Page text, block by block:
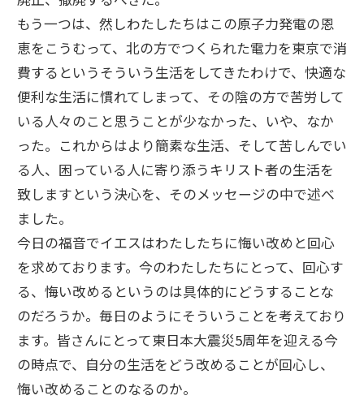
もう一つは、然しわたしたちはこの原子力発電の恩
恵をこうむって、北の方でつくられた電力を東京で消
費するというそういう生活をしてきたわけで、快適な
便利な生活に慣れてしまって、その陰の方で苦労して
いる人々のこと思うことが少なかった、いや、なか
った。これからはより簡素な生活、そして苦しんでい
る人、困っている人に寄り添うキリスト者の生活を
致しますという決心を、そのメッセージの中で述べ
ました。
今日の福音でイエスはわたしたちに悔い改めと回心
を求めております。今のわたしたちにとって、回心す
る、悔い改めるというのは具体的にどうすることな
のだろうか。毎日のようにそういうことを考えており
ます。皆さんにとって東日本大震災5周年を迎える今
の時点で、自分の生活をどう改めることが回心し、
悔い改めることのなるのか。